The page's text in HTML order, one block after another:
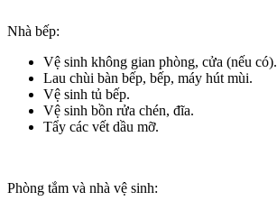
Nhà bếp:
Vệ sinh không gian phòng, cửa (nếu có).
Lau chùi bàn bếp, bếp, máy hút mùi.
Vệ sinh tủ bếp.
Vệ sinh bồn rửa chén, đĩa.
Tẩy các vết dầu mỡ.
Phòng tắm và nhà vệ sinh: